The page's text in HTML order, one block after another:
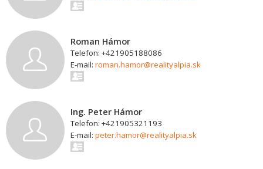
Roman Hámor
Telefon: +421905188086
E-mail: roman.hamor@realityalpia.sk
Ing. Peter Hámor
Telefon: +421905321193
E-mail: peter.hamor@realityalpia.sk